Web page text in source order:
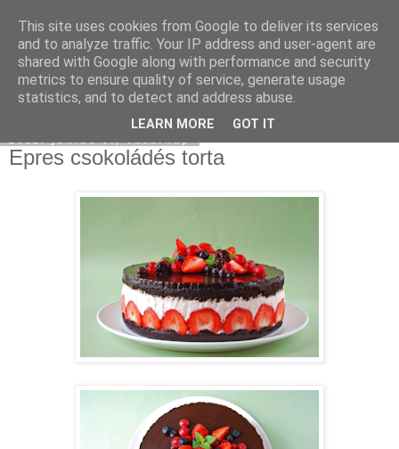
Moha Konyha
Epres csokoládés torta
This site uses cookies from Google to deliver its services
and to analyze traffic. Your IP address and user-agent are
shared with Google along with performance and security
metrics to ensure quality of service, generate usage
statistics, and to detect and address abuse.
LEARN MORE GOT IT